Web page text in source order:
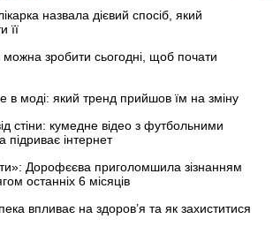
назвала дієвий спосіб, який
її
можна зробити сьогодні, щоб почати
в моді: який тренд прийшов їм на зміну
стіни: кумедне відео з футбольними
підриває інтернет
Дорофєєва приголомшила зізнанням
останніх 6 місяців
впливає на здоров’я та як захиститися